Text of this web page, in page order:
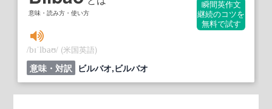
意味・読み方・使い方
瞬間英作文
継続のコツを
無料で試す
/bɪˈlbaʊ/ (米国英語)
意味・対訳 ビルバオ,ビルバオ